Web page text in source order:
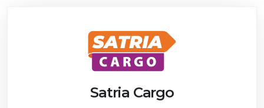
Satria Cargo